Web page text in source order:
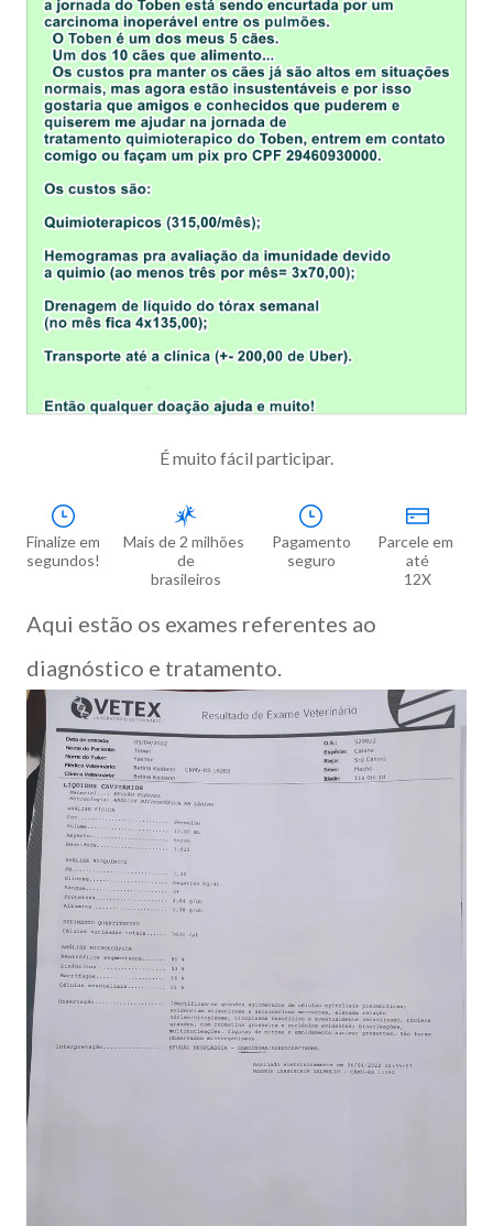
É muito fácil participar.
Finalize em
segundos!
Mais de 2 milhões
de
brasileiros
Pagamento
seguro
Parcele em
até
12X
Aqui estão os exames referentes ao
diagnóstico e tratamento.